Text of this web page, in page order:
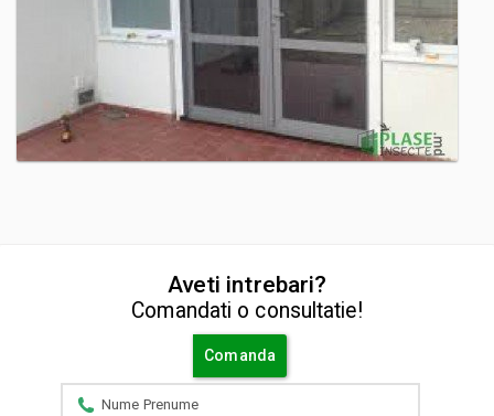
Aveti intrebari?
Comandati o consultatie!
Comanda